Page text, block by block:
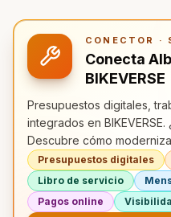
CONECTOR ·
Conecta
BIKEVERSE
Presupuestos digitales,
integrados en
Descubre cómo
Presupuestos digitales
Libro de servicio
Pagos online